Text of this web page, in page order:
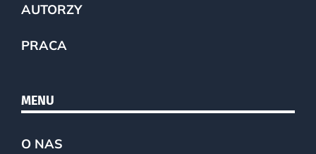
AUTORZY
PRACA
MENU
O NAS